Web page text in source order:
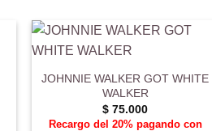
JOHNNIE WALKER GOT WHITE
WALKER
$ 75.000
Recargo del 20% pagando con